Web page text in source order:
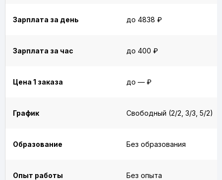
Зарплата за день до 4838 ₽
Зарплата за час до 400 ₽
Цена 1 заказа до — ₽
График Свободный (2/2, 3/3, 5/2)
Образование Без образования
Опыт работы Без опыта